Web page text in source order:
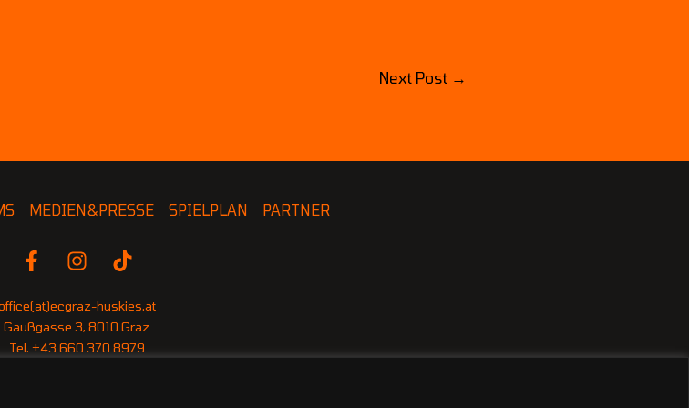
Next Post →
MEDIEN&PRESSE SPIELPLAN PARTNER
huskies.at
Gaußgasse 3, 8010 Graz
Tel. +43 660 370 8979